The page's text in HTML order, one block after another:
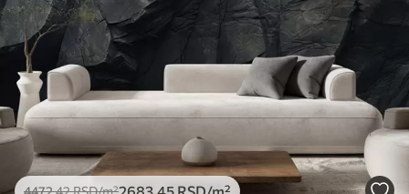
4472.42RSD/m²2683 .45 RSD/m²